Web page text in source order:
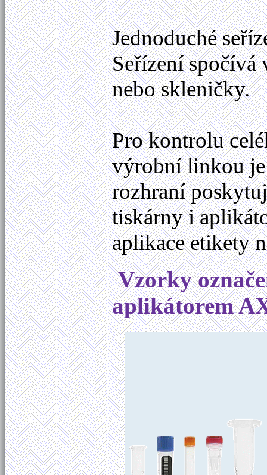
Jednoduché
Seřízení spočívá
nebo skleničky.
Pro kontrolu
výrobní linkou je
rozhraní
tiskárny i
aplikace etikety
Vzorky
aplikátorem